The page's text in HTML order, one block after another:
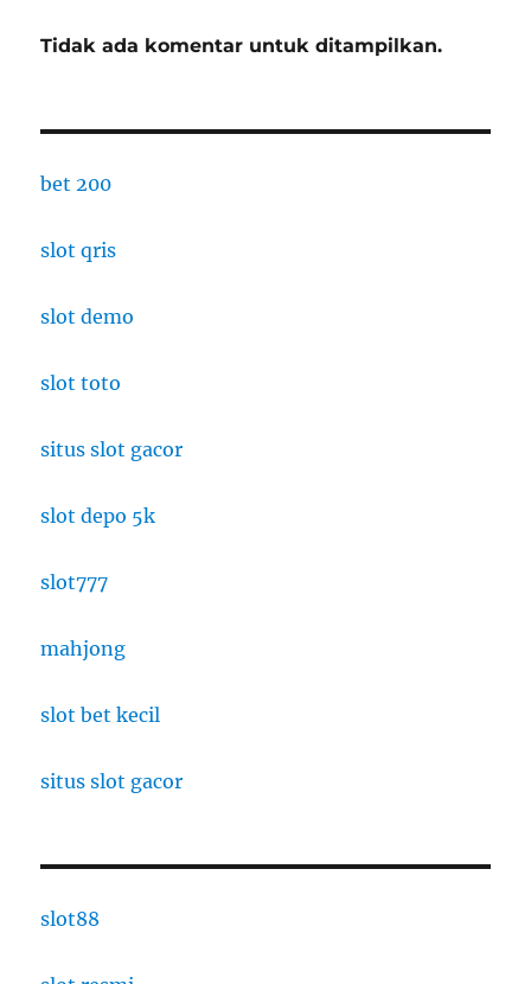
Tidak ada komentar untuk ditampilkan.
bet 200
slot qris
slot demo
slot toto
situs slot gacor
slot depo 5k
slot777
mahjong
slot bet kecil
situs slot gacor
slot88